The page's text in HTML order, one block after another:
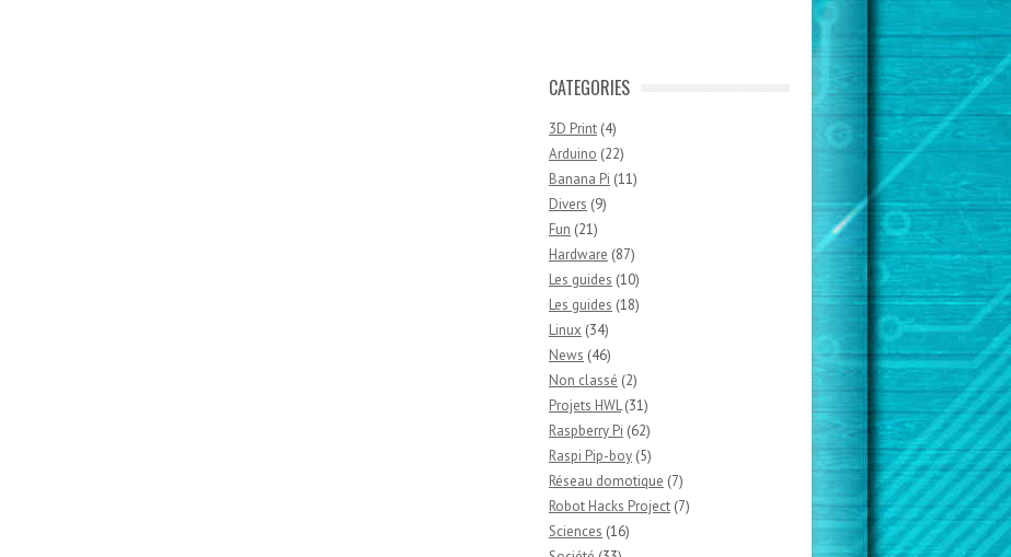
CATEGORIES
3D Print (4)
Arduino (22)
Banana Pi (11)
Divers (9)
Fun (21)
Hardware (87)
Les guides (10)
Les guides (18)
Linux (34)
News (46)
Non classé (2)
Projets HWL(31)
Raspberry Pi (62)
Raspi Pip-boy (5)
Réseau domotique (7)
Robot Hacks Project (7)
Sciences (16)